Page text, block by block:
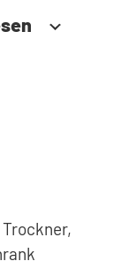
und
aufgeräumten
Gehäuses
und
der